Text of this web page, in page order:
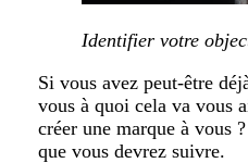
Identifier votre
Si vous avez peut-être
vous à quoi cela va vous
créer une marque à vous
que vous devrez suivre.